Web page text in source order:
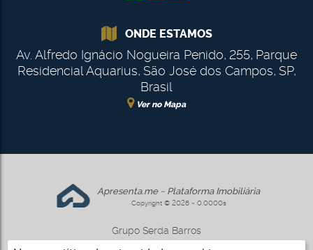
ONDE ESTAMOS
Av. Alfredo Ignácio Nogueira Penido, 255, Parque
Residencial Aquarius, São José dos Campos, SP,
Brasil
Ver no Mapa
Apresenta.me ~ Plataforma Imobiliária
Copyright © 2026 ~ 0.0000s
Grupo Serda Barros